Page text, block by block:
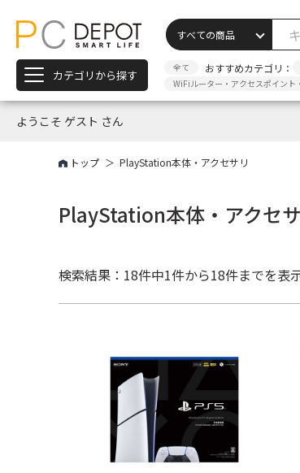
カテゴリから探す 全て おすすめカテゴリ：
WiFiルーター・アクセスポイント
ようこそ ゲスト さん
トップ PlayStation本体・アクセサリ
PlayStation本体・アクセ
検索結果：18件中1件から18件までを表